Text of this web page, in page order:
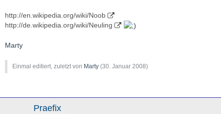
http://en.wikipedia.org/wiki/Noob
http://de.wikipedia.org/wiki/Neuling
Marty
Einmal editiert, zuletzt von Marty (30. Januar 2008)
Praefix